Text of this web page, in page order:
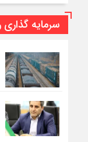
سرمایه گذاری